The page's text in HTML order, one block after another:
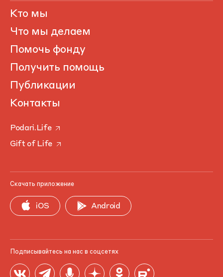
Кто мы
Что мы делаем
Помочь фонду
Получить помощь
Публикации
Контакты
Podari.Life
Gift of Life
Скачать приложение
iOS Android
Подписывайтесь на нас в соцсетях